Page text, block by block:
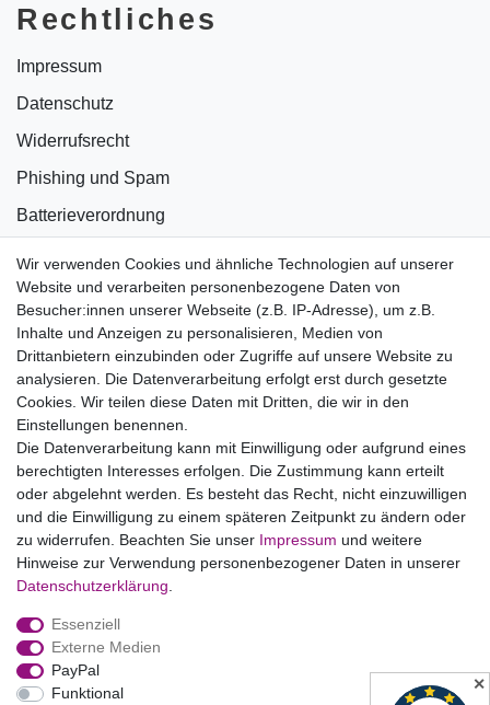
Wir verwenden Cookies und ähnliche Technologien auf unserer
Website und verarbeiten personenbezogene Daten von
Besucher:innen unserer Webseite (z.B. IP-Adresse), um z.B.
Inhalte und Anzeigen zu personalisieren, Medien von
Drittanbietern einzubinden oder Zugriffe auf unsere Website zu
analysieren. Die Datenverarbeitung erfolgt erst durch gesetzte
Cookies. Wir teilen diese Daten mit Dritten, die wir in den
Einstellungen benennen.
Die Datenverarbeitung kann mit Einwilligung oder aufgrund eines
berechtigten Interesses erfolgen. Die Zustimmung kann erteilt
oder abgelehnt werden. Es besteht das Recht, nicht einzuwilligen
und die Einwilligung zu einem späteren Zeitpunkt zu ändern oder
zu widerrufen. Beachten Sie unser Impressum und weitere
Hinweise zur Verwendung personenbezogener Daten in unserer
Daten­schutz­erklärung
Essenziell
Externe Medien
PayPal
Funktional
Rechtliches
Impressum
Datenschutz
Widerrufsrecht
Phishing und Spam
Batterieverordnung
Bildnachweise
AGB
Vertrag widerrufen
B2BKunden
Zum Händlerbereich
PrivatKunden
Neukundenanmeldung
Mein Konto
Zahlung & Versand ✕